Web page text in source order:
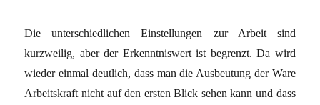
Die unterschiedlichen Einstellungen zur Arbeit sind
kurzweilig, aber der Erkenntniswert ist begrenzt. Da wird
wieder einmal deutlich, dass man die Ausbeutung der Ware
Arbeitskraft nicht auf den ersten Blick sehen kann und dass